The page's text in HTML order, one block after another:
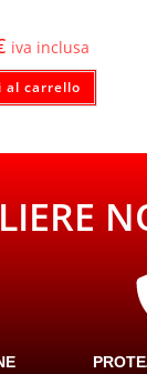
iva inclusa
al carrello